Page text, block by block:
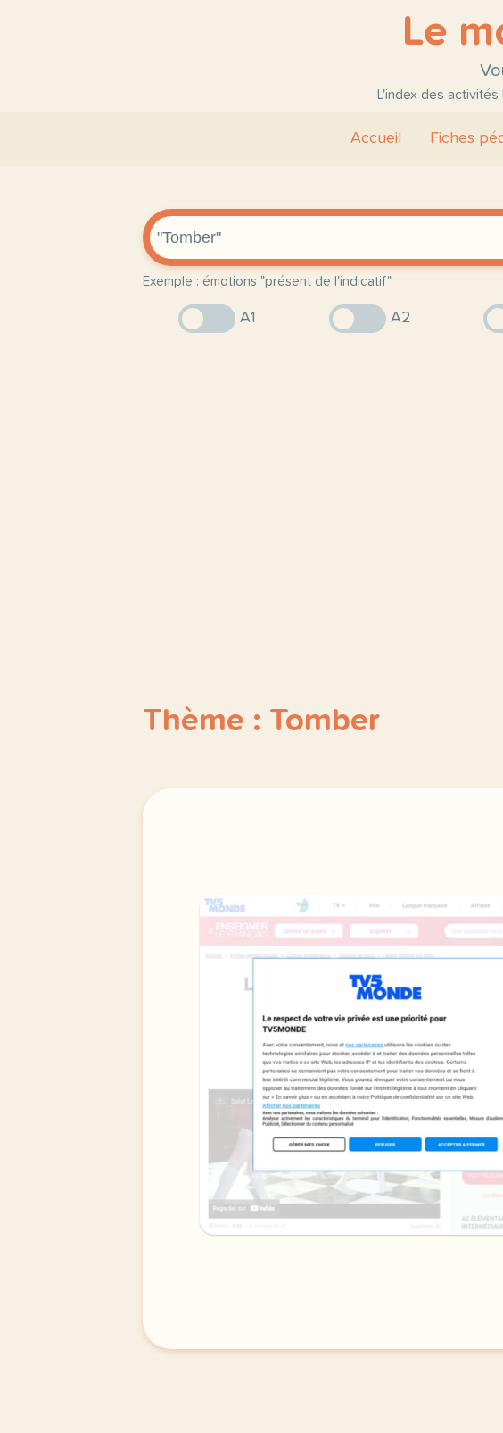
Le
L'index des activités
Accueil Fiches
Exemple : émotions "présent de l'indicatif"
A1 A2
Thème : Tomber